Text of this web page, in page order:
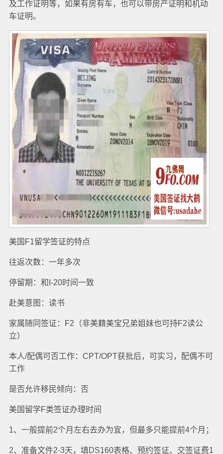
及工作证明等，如果有房有车，也可以带房产证明和机动
车证明。
美国F1留学签证的特点
往返次数：一年多次
停留期：和I-20时间一致
赴美意图：读书
家属随同签证：F2（非美籍美宝兄弟姐妹也可持F2读公
立）
本人/配偶可否工作：CPT/OPT获批后，可实习，配偶不可
工作
是否允许移民倾向：否
美国留学F类签证办理时间
1、一般提前2个月左右去办为宜，但最多只能提前4个月；
2、准备文件2-3天，填DS160表格、预约签证、交签证费1